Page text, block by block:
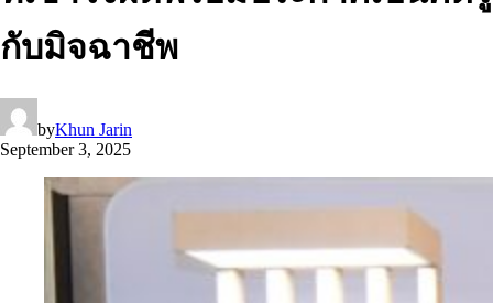
กับมิจฉาชีพ
byKhun Jarin
September 3, 2025